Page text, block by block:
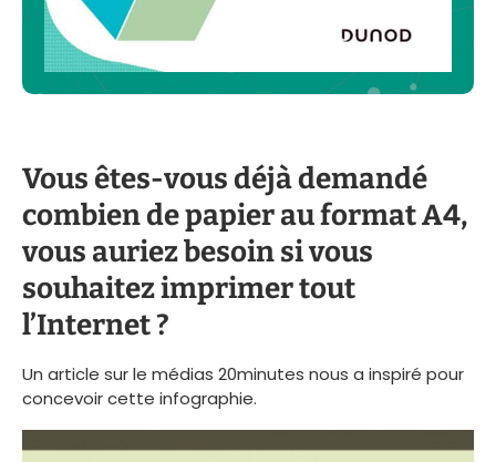
Vous êtes-vous déjà demandé
combien de papier au format A4,
vous auriez besoin si vous
souhaitez imprimer tout
l’Internet ?
Un article sur le médias 20minutes nous a inspiré pour
concevoir cette infographie.